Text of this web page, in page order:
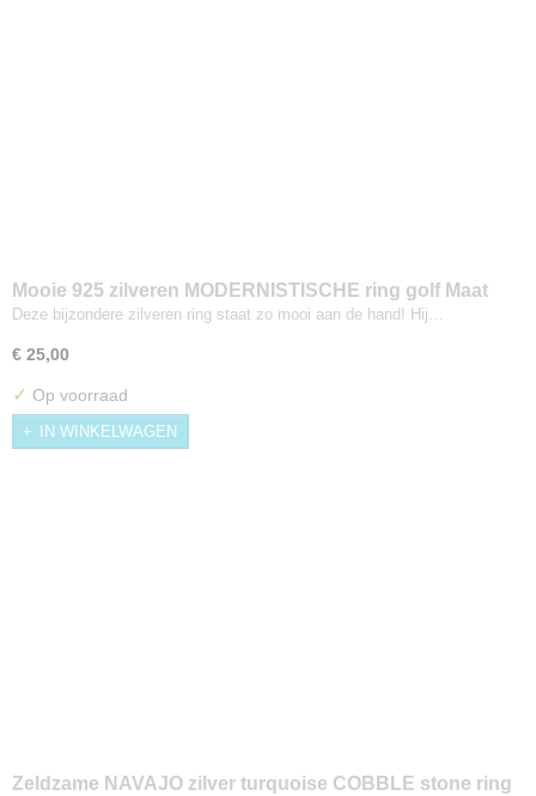
Mooie 925 zilveren MODERNISTISCHE ring golf Maat
17,5
Deze bijzondere zilveren ring staat zo mooi aan de hand! Hij…
€ 25,00
✓ Op voorraad
IN WINKELWAGEN
Zeldzame NAVAJO zilver turquoise COBBLE stone ring